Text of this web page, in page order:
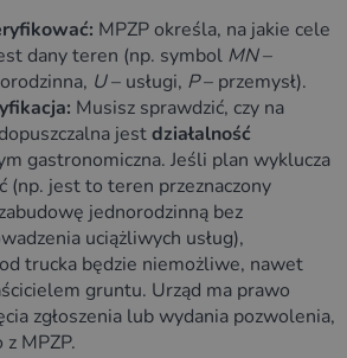
MPZP określa, na jakie cele
dany teren (np. symbol MN–
U– usługi, P– przemysł).
Musisz sprawdzić, czy na
jestdziałalność
gastronomiczna. Jeśli plan wyklucza
(np. jest to teren przeznaczony
jednorodzinną bez
uciążliwych usług),
trucka będzie niemożliwe, nawet
gruntu. Urząd ma prawo
zgłoszenia lub wydania pozwolenia,
MPZP.